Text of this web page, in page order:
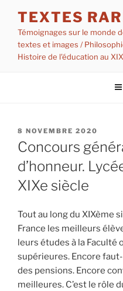
contenu
principal
TEXTES
Témoignages sur le monde
textes et images /
Histoire de l'éducation au
PUBLIÉ
LE
8 NOVEMBRE 2020
Concours
d’honneur.
XIXe siècle
Tout au long du XIXème
France les meilleurs
leurs études à la Faculté
supérieures. Encore
des pensions. Encore
meilleures. C’est le rôle